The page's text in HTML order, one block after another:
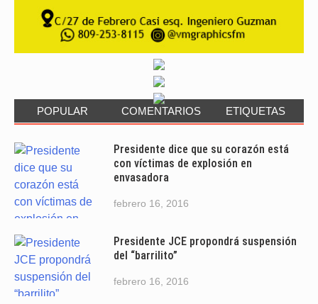
POPULAR COMENTARIOS ETIQUETAS
Presidente dice que su corazón está
con víctimas de explosión en
envasadora
febrero 16, 2016
Presidente JCE propondrá suspensión
del “barrilito”
febrero 16, 2016